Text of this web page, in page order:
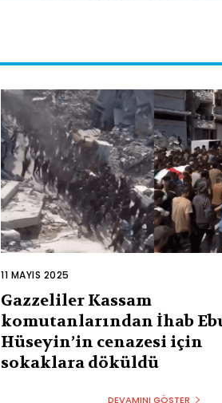
11 MAYIS 2025
Gazzeliler Kassam
komutanlarından İhab
Hüseyin’in cenazesi için
sokaklara döküldü
DEVAMINI GÖSTER